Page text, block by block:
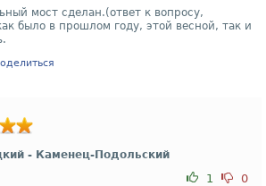
мост сделан.(ответ к вопросу,
было в прошлом году, этой весной, так и
- Каменец-Подольский
1 0